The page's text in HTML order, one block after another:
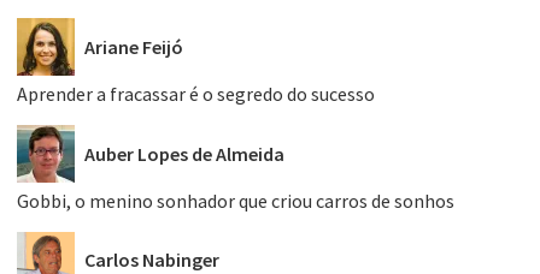
Ariane Feijó
Aprender a fracassar é o segredo do sucesso
Auber Lopes de Almeida
Gobbi, o menino sonhador que criou carros de sonhos
Carlos Nabinger